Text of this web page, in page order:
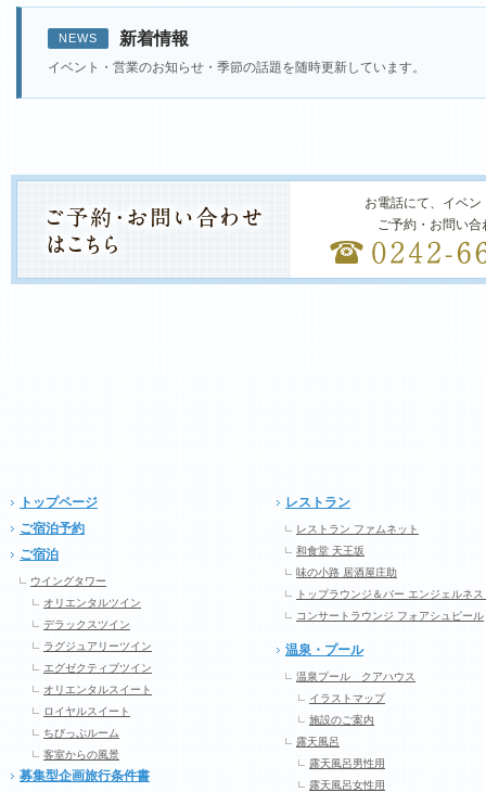
NEWS 新着情報
イベント・営業のお知らせ・季節の話題を随時更新しています。
お電話にて、イベ
ご予約・お問い
トップページ
ご宿泊予約
ご宿泊
ウイングタワー
オリエンタルツイン
デラックスツイン
ラグジュアリーツイン
エグゼクティブツイン
オリエンタルスイート
ロイヤルスイート
ちびっぷルーム
客室からの風景
募集型企画旅行条件書
レストラン
レストラン ファムネット
和食堂 天王坂
味の小路 居酒屋庄助
トップラウンジ＆バー エンジェルネス
コンサートラウンジ フォアシュピール
温泉・プール
温泉プール クアハウス
イラストマップ
施設のご案内
露天風呂
露天風呂男性用
露天風呂女性用